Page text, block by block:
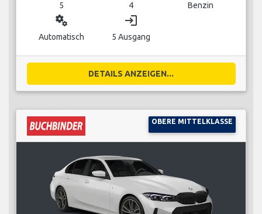
5 4 Benzin
miscellaneous_services
Automatisch
login
5 Ausgang
DETAILS ANZEIGEN...
OBERE MITTELKLASSE